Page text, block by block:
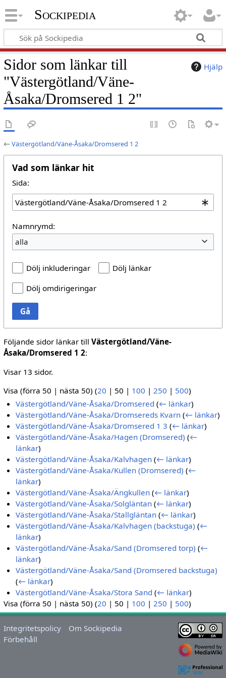
Sockipedia
Hjälp
Sidor som länkar till
"Västergötland/Väne-
Åsaka/Dromsered 1 2"
←Västergötland/Väne-Åsaka/Dromsered 1 2
Vad som länkar hit
Sida:
Namnrymd:
alla
Dölj inkluderingar
Dölj länkar
Dölj omdirigeringar
Gå
Följande sidor länkar till Västergötland/Väne-
Åsaka/Dromsered 1 2:
Visar 13 sidor.
Visa (förra 50 | nästa 50) (20 | 50 | 100 | 250 | 500)
Västergötland/Väne-Åsaka/Dromsered (← länkar)
Västergötland/Väne-Åsaka/Dromsereds Kvarn (← länkar)
Västergötland/Väne-Åsaka/Dromsered 1 3 (← länkar)
Västergötland/Väne-Åsaka/Hagen (Dromsered) (←
länkar)
Västergötland/Väne-Åsaka/Kalvhagen (← länkar)
Västergötland/Väne-Åsaka/Kullen (Dromsered) (←
länkar)
Västergötland/Väne-Åsaka/Ängkullen (← länkar)
Västergötland/Väne-Åsaka/Solgläntan (← länkar)
Västergötland/Väne-Åsaka/Stallgläntan (← länkar)
Västergötland/Väne-Åsaka/Kalvhagen (backstuga) (←
länkar)
Västergötland/Väne-Åsaka/Sand (Dromsered torp) (←
länkar)
Västergötland/Väne-Åsaka/Sand (Dromsered backstuga)
(← länkar)
Västergötland/Väne-Åsaka/Stora Sand (← länkar)
Visa (förra 50 | nästa 50) (20 | 50 | 100 | 250 | 500)
Integritetspolicy
Om Sockipedia
Förbehåll